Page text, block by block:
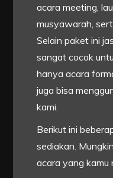
acara meeting,
musyawarah,
Selain paket ini
sangat cocok
hanya acara
juga bisa
kami.
Berikut ini
sediakan.
acara yang kamu